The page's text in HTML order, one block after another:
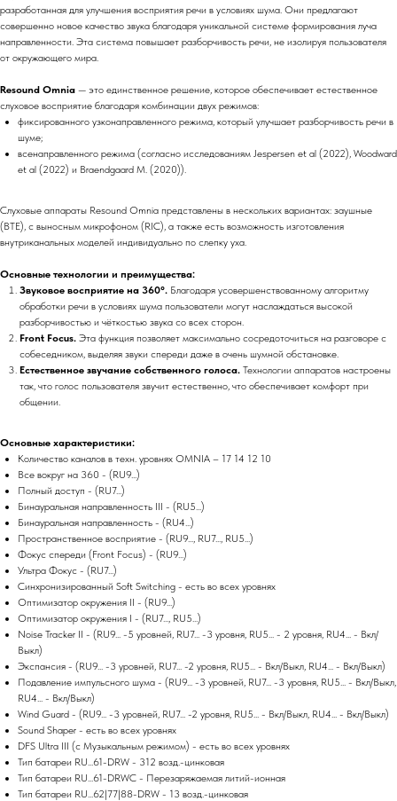
разработанная для улучшения восприятия речи в условиях шума. Они предлагают
совершенно новое качество звука благодаря уникальной системе формирования луча
направленности. Эта система повышает разборчивость речи, не изолируя пользователя
от окружающего мира.
Resound Omnia — это единственное решение, которое обеспечивает естественное
слуховое восприятие благодаря комбинации двух режимов:
фиксированного узконаправленного режима, который улучшает разборчивость речи в
шуме;
всенаправленного режима (согласно исследованиям Jespersen et al (2022), Woodward
et al (2022) и Braendgaard M. (2020)).
Слуховые аппараты Resound Omnia представлены в нескольких вариантах: заушные
(BTE), с выносным микрофоном (RIC), а также есть возможность изготовления
внутриканальных моделей индивидуально по слепку уха.
Основные технологии и преимущества:
Звуковое восприятие на 360°. Благодаря усовершенствованному алгоритму
обработки речи в условиях шума пользователи могут наслаждаться высокой
разборчивостью и чёткостью звука со всех сторон.
Front Focus. Эта функция позволяет максимально сосредоточиться на разговоре с
собеседником, выделяя звуки спереди даже в очень шумной обстановке.
Естественное звучание собственного голоса. Технологии аппаратов настроены
так, что голос пользователя звучит естественно, что обеспечивает комфорт при
общении.
Основные характеристики:
Количество каналов в техн. уровнях OMNIA – 17 14 12 10
Все вокруг на 360 - (RU9...)
Полный доступ - (RU7...)
Бинауральная направленность III - (RU5...)
Бинауральная направленность - (RU4...)
Пространственное восприятие - (RU9..., RU7..., RU5...)
Фокус спереди (Front Focus) - (RU9...)
Ультра Фокус - (RU7...)
Синхронизированный Soft Switching - есть во всех уровнях
Оптимизатор окружения II - (RU9...)
Оптимизатор окружения I - (RU7..., RU5...)
Noise Tracker II - (RU9... -5 уровней, RU7... -3 уровня, RU5... - 2 уровня, RU4... - Вкл/
Выкл)
Экспансия - (RU9... -3 уровней, RU7... -2 уровня, RU5... - Вкл/Выкл, RU4... - Вкл/Выкл)
Подавление импульсного шума - (RU9... -3 уровней, RU7... -3 уровня, RU5... - Вкл/Выкл,
RU4... - Вкл/Выкл)
Wind Guard - (RU9... -3 уровней, RU7... -2 уровня, RU5... - Вкл/Выкл, RU4... - Вкл/Выкл)
Sound Shaper - есть во всех уровнях
DFS Ultra III (с Музыкальным режимом) - есть во всех уровнях
Тип батареи RU...61-DRW - 312 возд.-цинковая
Тип батареи RU...61-DRWC - Перезаряжаемая литий-ионная
Тип батареи RU...62|77|88-DRW - 13 возд.-цинковая